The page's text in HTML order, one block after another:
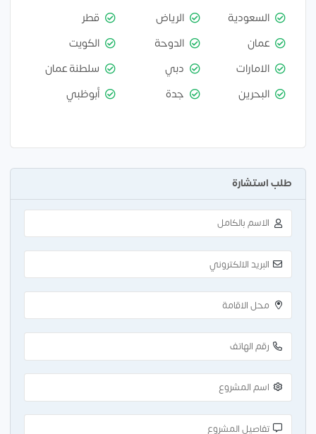
السعودية الرياض
قطر
عمان
الدوحة
الكويت
الامارات
دبي
سلطنة عمان
البحرين
جدة أبوظبي
طلب استشارة